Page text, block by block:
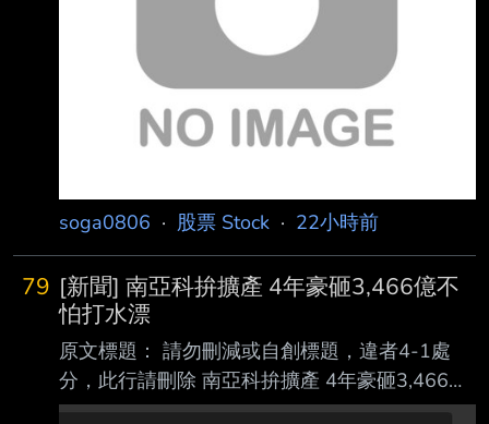
soga0806 · 股票 Stock · 22小時前
79 [新聞] 南亞科拚擴產 4年豪砸3,466億不
怕打水漂
原文標題： 請勿刪減或自創標題，違者4-1處
分，此行請刪除 南亞科拚擴產 4年豪砸3,466億
不怕打水漂？供應鏈透市場端倪 原文連結： 網